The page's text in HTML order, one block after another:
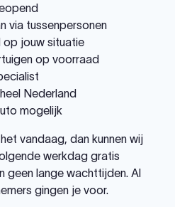
via tussenpersonen
jouw situatie
op voorraad
Nederland
mogelijk
vandaag, dan kunnen wij
werkdag gratis
geen lange wachttijden. Al
gingen je voor.